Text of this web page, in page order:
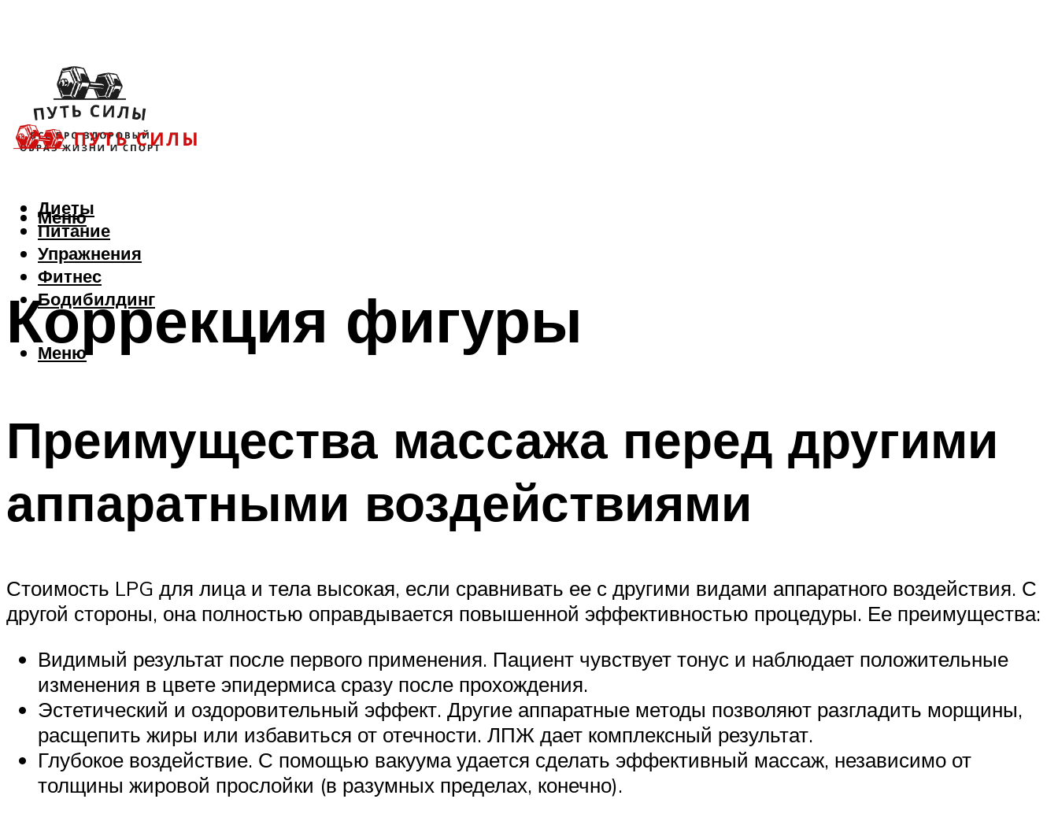
Диеты
Питание
Упражнения
Фитнес
Бодибилдинг
Меню
Меню
Коррекция фигуры
Преимущества массажа перед другими
аппаратными воздействиями
Стоимость LPG для лица и тела высокая, если сравнивать ее с другими видами аппаратного воздействия. С
другой стороны, она полностью оправдывается повышенной эффективностью процедуры. Ее преимущества:
Видимый результат после первого применения. Пациент чувствует тонус и наблюдает положительные
изменения в цвете эпидермиса сразу после прохождения.
Эстетический и оздоровительный эффект. Другие аппаратные методы позволяют разгладить морщины,
расщепить жиры или избавиться от отечности. ЛПЖ дает комплексный результат.
Глубокое воздействие. С помощью вакуума удается сделать эффективный массаж, независимо от
толщины жировой прослойки (в разумных пределах, конечно).